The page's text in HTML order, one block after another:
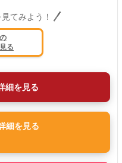
てみよう！
る
細を見る
細を見る